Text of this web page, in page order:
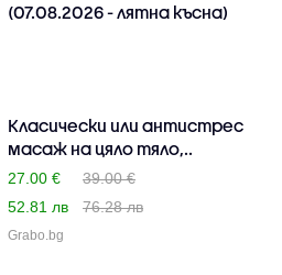
(07.08.2026 - лятна късна)
Класически или антистрес
масаж на цяло тяло,..
27.00 €
39.00 €
52.81 лв
76.28 лв
Grabo.bg